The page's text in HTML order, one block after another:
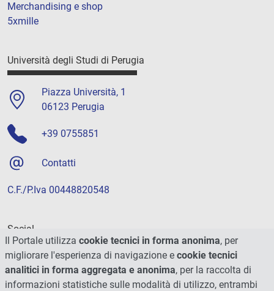
Merchandising e shop
5xmille
Università degli Studi di Perugia
Piazza Università, 1
06123 Perugia
+39 0755851
Contatti
C.F./P.Iva 00448820548
Social
Il Portale utilizza cookie tecnici in forma anonima, per
migliorare l'esperienza di navigazione e cookie tecnici
analitici in forma aggregata e anonima, per la raccolta di
informazioni statistiche sulle modalità di utilizzo, entrambi